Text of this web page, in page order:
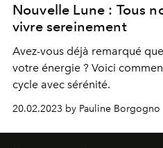
Nouvelle Lune : Tous
vivre sereinement
Avez-vous déjà remarqué
votre énergie ? Voici
cycle avec sérénité.
20.02.2023 by Pauline Borgogno